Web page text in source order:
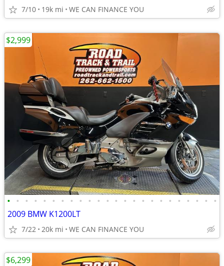
7/10 19k mi WE CAN FINANCE YOU
• • • • • • • • • • • • • • • • • • • • • • • •
2009 BMW K1200LT
7/22 20k mi WE CAN FINANCE YOU
$2,999
$6,299